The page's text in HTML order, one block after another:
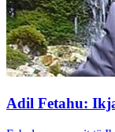
Adil Fetahu: